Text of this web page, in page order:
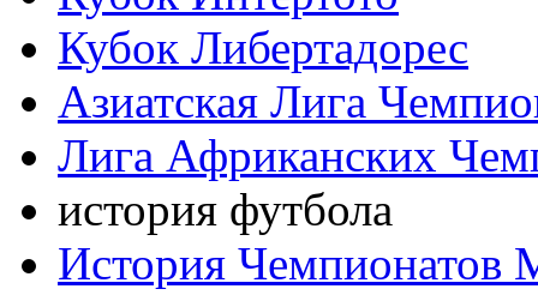
Кубок Либертадорес
Азиатская Лига
Лига Африканских
история футбола
История Чемпионатов